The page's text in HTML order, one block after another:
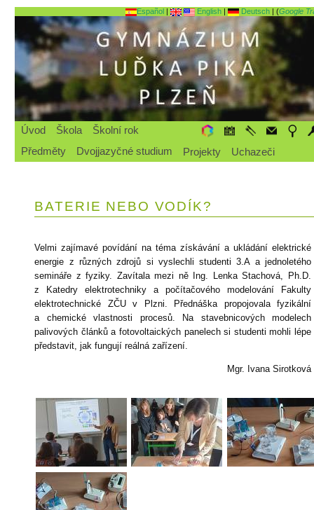
Español| English| Deutsch| (Google
Úvod Škola
Školní rok
Předměty
Dvojjazyčné studium Projekty Uchazeči
BATERIE NEBO VODÍK?
Velmi zajímavé povídání na téma získávání a ukládání elektrické
energie z různých zdrojů si vyslechli studenti 3.A a jednoletého
semináře z fyziky. Zavítala mezi ně Ing. Lenka Stachová, Ph.D.
z Katedry elektrotechniky a počítačového modelování Fakulty
elektrotechnické ZČU v Plzni. Přednáška propojovala fyzikální
a chemické vlastnosti procesů. Na stavebnicových modelech
palivových článků a fotovoltaických panelech si studenti mohli lépe
představit, jak fungují reálná zařízení.
Mgr. Ivana Sirotková